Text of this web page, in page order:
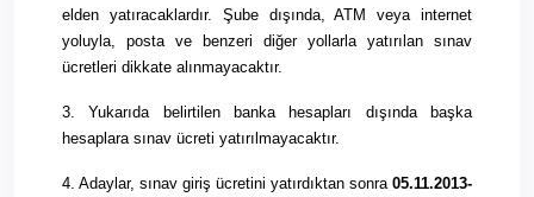
elden yatıracaklardır. Şube dışında, ATM veya internet
yoluyla, posta ve benzeri diğer yollarla yatırılan sınav
ücretleri dikkate alınmayacaktır.
3. Yukarıda belirtilen banka hesapları dışında başka
hesaplara sınav ücreti yatırılmayacaktır.
4. Adaylar, sınav giriş ücretini yatırdıktan sonra 05.11.2013-